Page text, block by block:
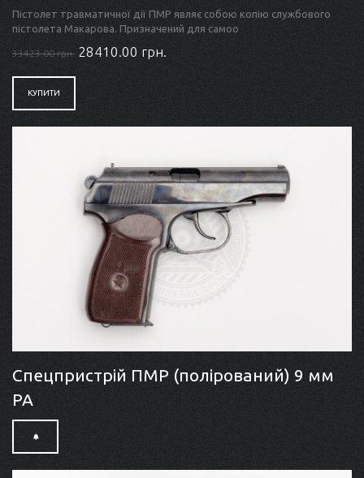
Пістолет травматичної дії ПМР являє собою копію службового
пістолета Макарова. Призначений для самоо
33423.00 грн. 28410.00 грн.
КУПИТИ
Спецпристрій ПМР (полірований) 9 мм
РА